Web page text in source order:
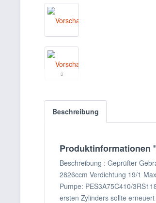
Beschreibung
Produktinformationen
Beschreibung : Geprüfter
2826ccm Verdichtung 19/1
Pumpe: PES3A75C410/
ersten Zylinders sollte